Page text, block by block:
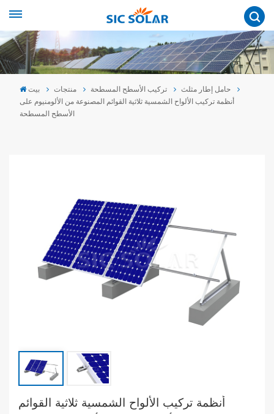
بيت منتجات تركيب الأسطح المسطحة
حامل إطار مثلث
أنظمة تركيب الألواح الشمسية ثلاثية القوائم المصنوعة من الألومنيوم على
الأسطح المسطحة
أنظمة تركيب الألواح الشمسية ثلاثية القوائم